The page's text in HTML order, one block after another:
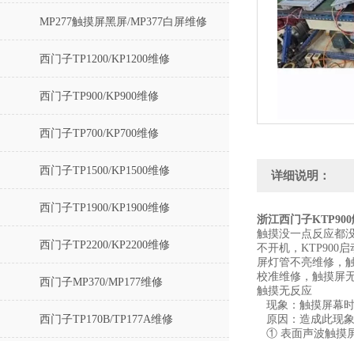
MP277触摸屏黑屏/MP377白屏维修
西门子TP1200/KP1200维修
西门子TP900/KP900维修
西门子TP700/KP700维修
西门子TP1500/KP1500维修
西门子TP1900/KP1900维修
西门子TP2200/KP2200维修
西门子MP370/MP177维修
西门子TP170B/TP177A维修
详细说明：
浙江西门子
触摸没一点反应都
不开机，KTP900
屏灯管不亮维修，
校准维修，触摸屏
触摸无反应
现象：触摸屏幕
原因：造成此现
① 表面声波触摸